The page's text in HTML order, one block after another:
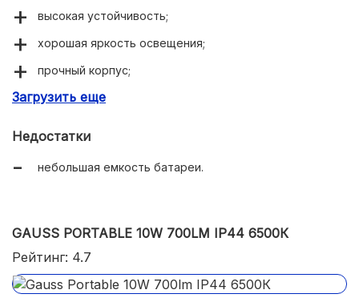
высокая устойчивость;
хорошая яркость освещения;
прочный корпус;
быстрая зарядка.
Загрузить еще
Недостатки
небольшая емкость батареи.
GAUSS PORTABLE 10W 700LM IP44 6500К
Рейтинг: 4.7